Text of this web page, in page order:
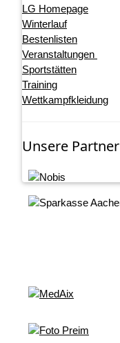
LG Homepage
Winterlauf
Bestenlisten
Veranstaltungen
Sportstätten
Training
Wettkampfkleidung
Unsere Partner